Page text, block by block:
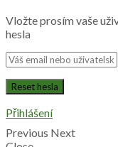
Vložte prosím vaše
hesla
Přihlášení
Previous Next